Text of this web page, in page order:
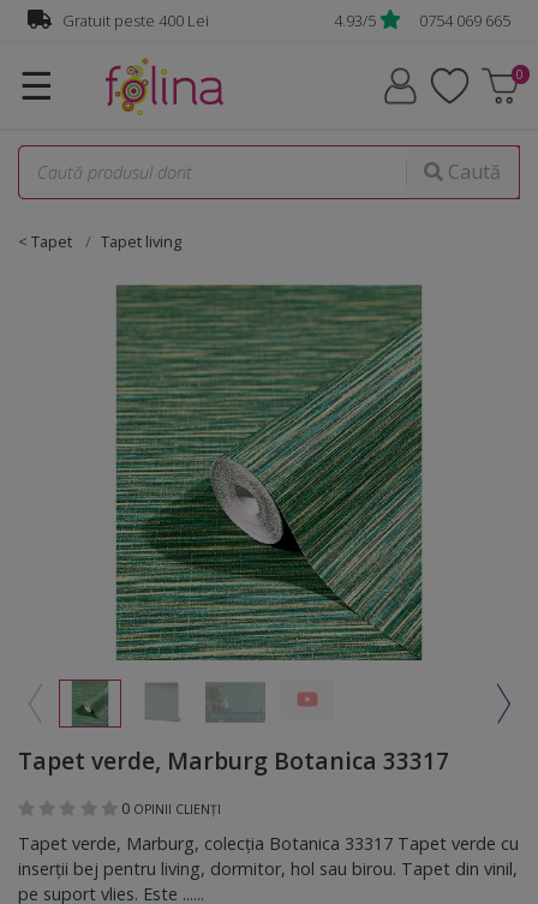
Gratuit peste 400 Lei 4.93/5 0754 069 665
☰
Caută
< Tapet Tapet living
Tapet verde, Marburg Botanica 33317
0 OPINII CLIENȚI
Tapet verde, Marburg, colecţia Botanica 33317 Tapet verde cu
inserţii bej pentru living, dormitor, hol sau birou. Tapet din vinil,
pe suport vlies. Este ......